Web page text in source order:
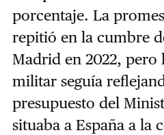
porcentaje. La
repitió en la cumbre
Madrid en 2022, pero
militar seguía
presupuesto del
situaba a España a la